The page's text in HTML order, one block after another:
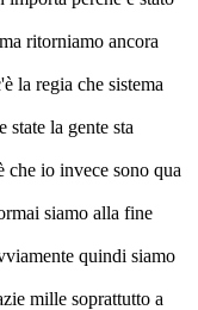
ritorniamo ancora
la regia che sistema
state la gente sta
che io invece sono qua
siamo alla fine
quindi siamo
mille soprattutto a